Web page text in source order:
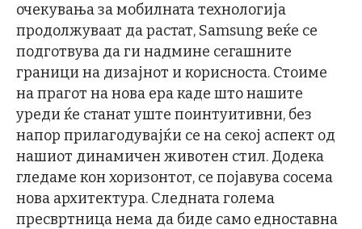
очекувања за мобилната технологија
продолжуваат да растат, Samsung веќе се
подготвува да ги надмине сегашните
граници на дизајнот и корисноста. Стоиме
на прагот на нова ера каде што нашите
уреди ќе станат уште поинтуитивни, без
напор прилагодувајќи се на секој аспект од
нашиот динамичен животен стил. Додека
гледаме кон хоризонтот, се појавува сосема
нова архитектура. Следната голема
пресвртница нема да биде само едноставна